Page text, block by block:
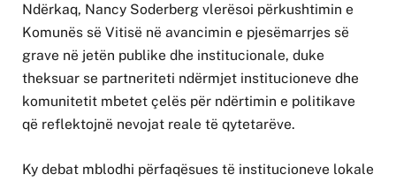
Ndërkaq, Nancy Soderberg vlerësoi përkushtimin e
Komunës së Vitisë në avancimin e pjesëmarrjes së
grave në jetën publike dhe institucionale, duke
theksuar se partneriteti ndërmjet institucioneve dhe
komunitetit mbetet çelës për ndërtimin e politikave
që reflektojnë nevojat reale të qytetarëve.
Ky debat mblodhi përfaqësues të institucioneve lokale